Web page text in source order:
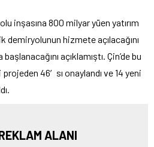
inşasına 800 milyar yüen yatırım
demiryolunun hizmete açılacağını
açıklamıştı. Çin’de bu
46′sı onaylandı ve 14 yeni
ALANI